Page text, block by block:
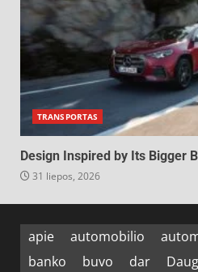
TRANSPORTAS
Design Inspired by Its Bigger
31 liepos, 2026
apie automobilio
banko
buvo dar